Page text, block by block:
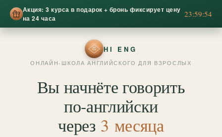
Акция: 3 курса в подарок + бронь фиксирует цену
на 24 часа
23:59:52
HI ENG
ОНЛАЙН-ШКОЛА АНГЛИЙСКОГО ДЛЯ ВЗРОСЛЫХ
Вы начнёте говорить
по‑английски
через 3 месяца